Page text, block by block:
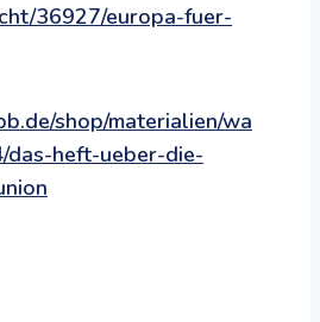
36927/europa-fuer-
shop/materialien/wa
heft-ueber-die-